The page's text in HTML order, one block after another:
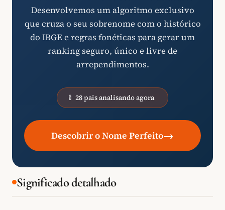
Desenvolvemos um algoritmo exclusivo
que cruza o seu sobrenome com o histórico
do IBGE e regras fonéticas para gerar um
ranking seguro, único e livre de
arrependimentos.
🍼 28 pais analisando agora
Descobrir o Nome Perfeito→
Significado detalhado